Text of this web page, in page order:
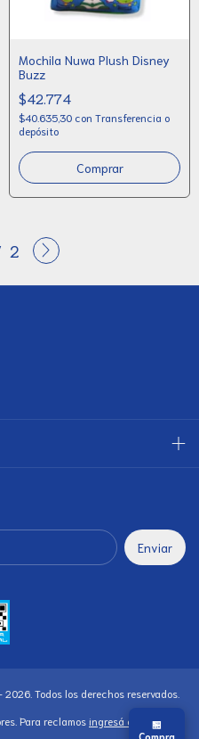
Mochila Nuwa Plush Disney
Buzz
$42.774
$40.635,30 con Transferencia o
depósito
2
Todos los derechos reservados.
Para reclamos ingresá acá.
🏪
Compra